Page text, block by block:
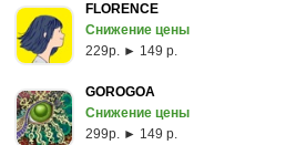
FLORENCE
Снижение цены
229p. ► 149 р.
GOROGOA
Снижение цены
299p. ► 149 р.